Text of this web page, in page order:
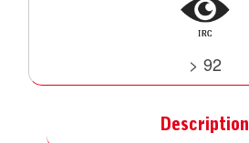
> 92
Description